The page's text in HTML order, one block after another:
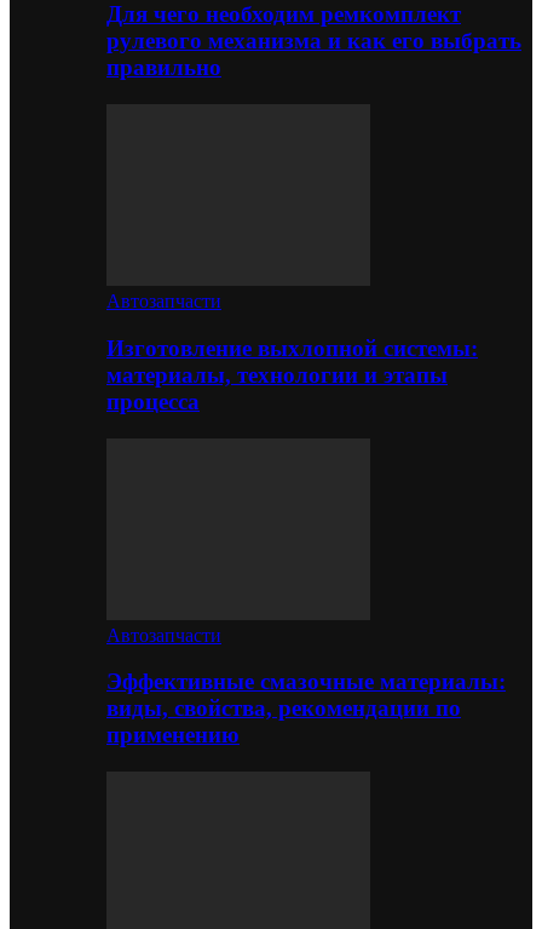
Для чего необходим ремкомплект
рулевого механизма и как его выбрать
правильно
Автозапчасти
Изготовление выхлопной системы:
материалы, технологии и этапы
процесса
Автозапчасти
Эффективные смазочные материалы:
виды, свойства, рекомендации по
применению